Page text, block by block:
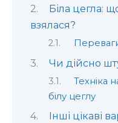
Біла цегла:
взялася?
Чи дійсно
Техніка
білу цеглу
Інші цікаві